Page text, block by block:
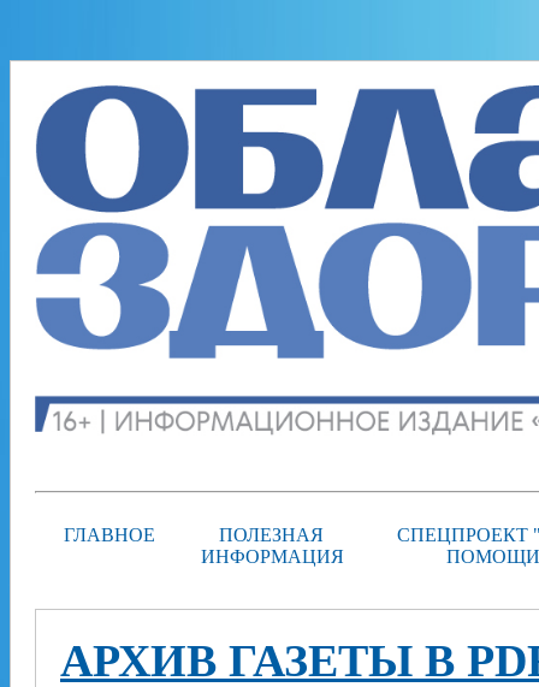
ГЛАВНОЕ
ПОЛЕЗНАЯ
ИНФОРМАЦИЯ
СПЕЦПРОЕКТ
АРХИВ ГАЗЕТЫ В